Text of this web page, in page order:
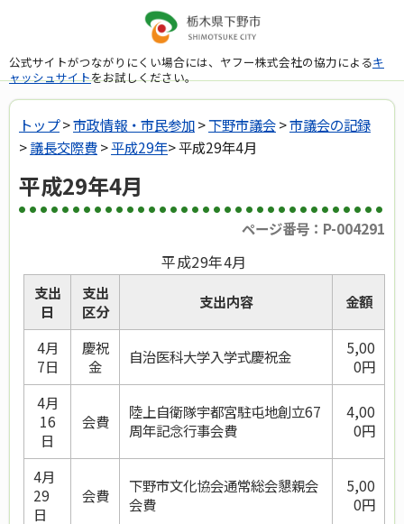
公式サイトがつながりにくい場合には、ヤフー株式会社の協力によるキ
ャッシュサイトをお試しください。
トップ>市政情報・市民参加>下野市議会>市議会の記録
>議長交際費>平成29年> 平成29年4月
平成29年4月
ページ番号：P-004291
平成29年4月
支出
日
支出
区分
支出内容 金額
4月
7日
慶祝
金
自治医科大学入学式慶祝金
5,00
0円
4月
16
日
会費
陸上自衛隊宇都宮駐屯地創立67
周年記念行事会費
4,00
0円
4月
29
日
会費
下野市文化協会通常総会懇親会
会費
5,00
0円